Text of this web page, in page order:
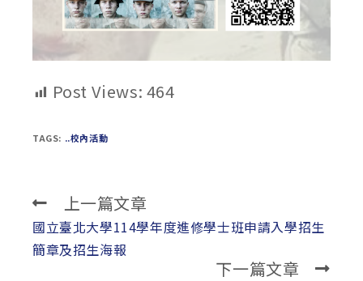
Post Views: 464
TAGS: ..校內活動
Read
more
articles
上一篇文章
國立臺北大學114學年度進修學士班申請入學招生
簡章及招生海報
下一篇文章